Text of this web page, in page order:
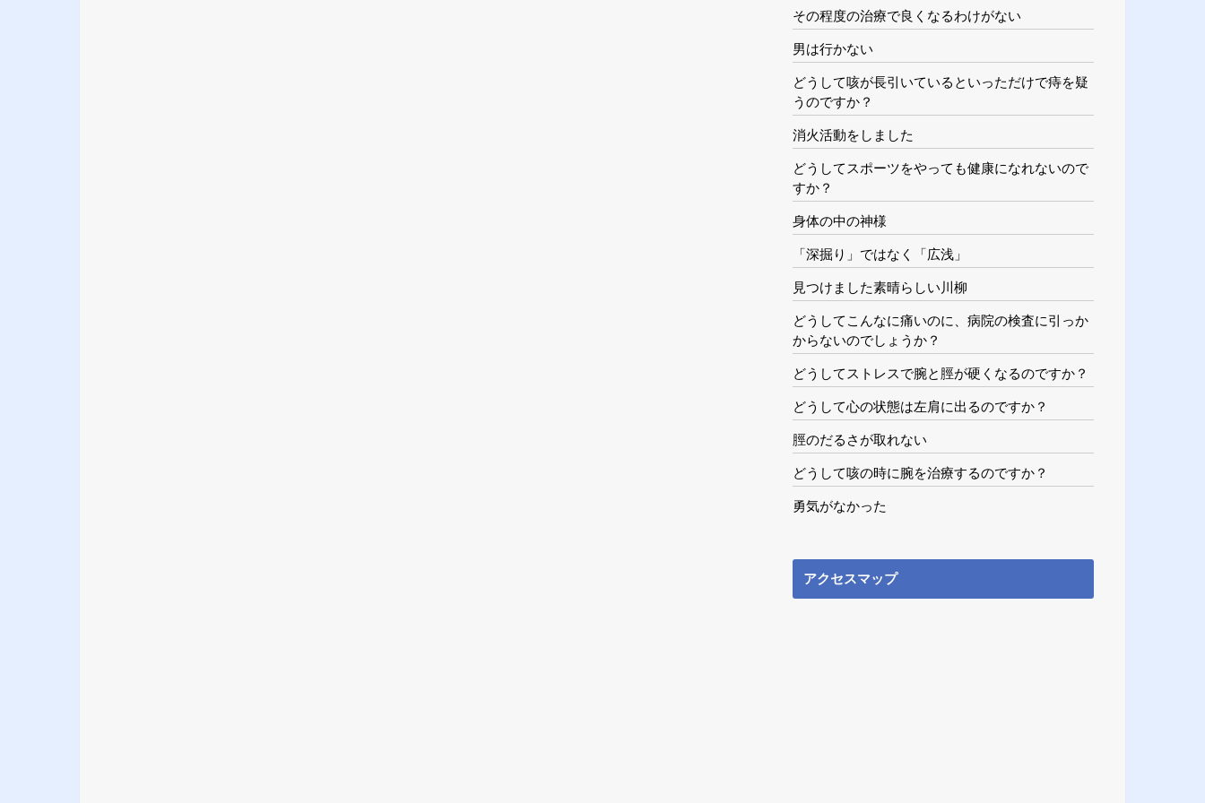
その程度の治療で良くなるわけがない
男は行かない
どうして咳が長引いているといっただけで痔を疑
うのですか？
消火活動をしました
どうしてスポーツをやっても健康になれないので
すか？
身体の中の神様
「深掘り」ではなく「広浅」
見つけました素晴らしい川柳
どうしてこんなに痛いのに、病院の検査に引っか
からないのでしょうか？
どうしてストレスで腕と脛が硬くなるのですか？
どうして心の状態は左肩に出るのですか？
脛のだるさが取れない
どうして咳の時に腕を治療するのですか？
勇気がなかった
アクセスマップ